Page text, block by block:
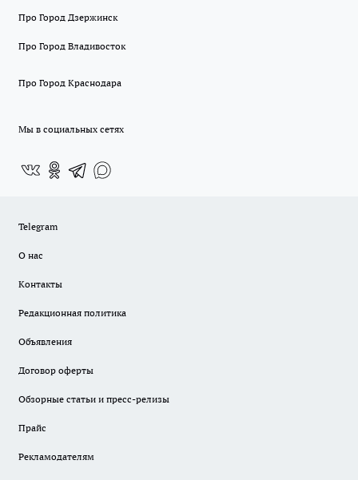
Про Город Дзержинск
Про Город Владивосток
Про Город Краснодара
Мы в социальных сетях
Telegram
О нас
Контакты
Редакционная политика
Объявления
Договор оферты
Обзорные статьи и пресс-релизы
Прайс
Рекламодателям